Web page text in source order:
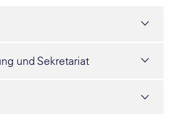
und Sekretariat